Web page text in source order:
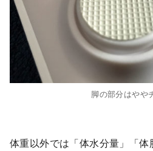
脚の部分はやや
体重以外では「体水分量」「体